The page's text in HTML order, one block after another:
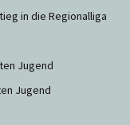
in die Regionalliga
Jugend
Jugend